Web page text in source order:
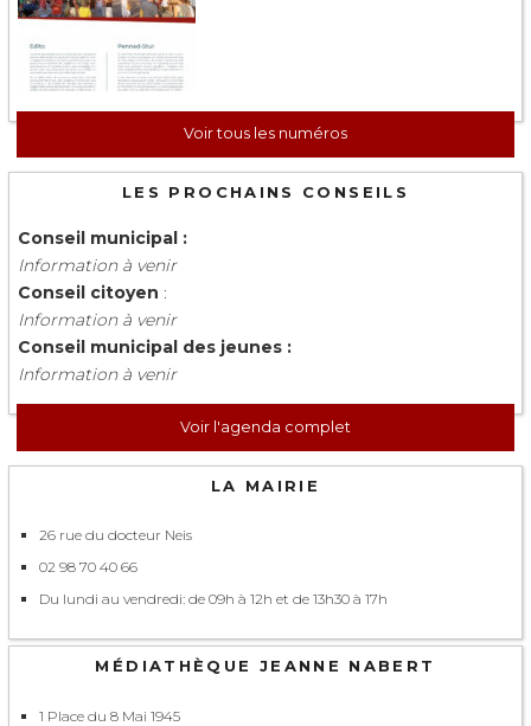
Voir tous les numéros
LES PROCHAINS CONSEILS
Conseil municipal :
Information à venir
Conseil citoyen :
Information à venir
Conseil municipal des jeunes :
Information à venir
Voir l'agenda complet
LA MAIRIE
26 rue du docteur Neis
02 98 70 40 66
Du lundi au vendredi: de 09h à 12h et de 13h30 à 17h
MÉDIATHÈQUE JEANNE NABERT
1 Place du 8 Mai 1945